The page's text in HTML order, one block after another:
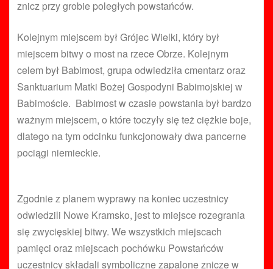
znicz przy grobie poległych powstańców.
Kolejnym miejscem był Grójec Wielki, który był
miejscem bitwy o most na rzece Obrze. Kolejnym
celem był Babimost, grupa odwiedziła cmentarz oraz
Sanktuarium Matki Bożej Gospodyni Babimojskiej w
Babimoście. Babimost w czasie powstania był bardzo
ważnym miejscem, o które toczyły się też ciężkie boje,
dlatego na tym odcinku funkcjonowały dwa pancerne
pociągi niemieckie.
Zgodnie z planem wyprawy na koniec uczestnicy
odwiedzili Nowe Kramsko, jest to miejsce rozegrania
się zwycięskiej bitwy. We wszystkich miejscach
pamięci oraz miejscach pochówku Powstańców
uczestnicy składali symboliczne zapalone znicze w